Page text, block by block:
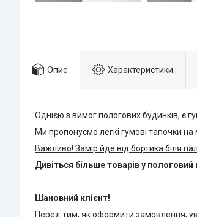
Опис Характеристики
Однією з вимог пологових будинків, є
Ми пропонуємо легкі гумові тапочки
Важливо! Замір йде від бортика біля
Дивіться більше товарів у пологовий
Шановний клієнт!
Перед тим, як оформити замовлення,